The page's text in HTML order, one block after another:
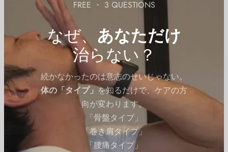
FREE ・ 3 QUESTIONS
なぜ、 あなただけ
治らない？
続かなかったのは意志のせいじゃない。
体の「タイプ」を知るだけで、ケアの方
向が変わります。
「骨盤タイプ」
「巻き肩タイプ」
「腰痛タイプ」
詳細記事
QITANO ® 北野カラダづくりラボ
ライイングレッグカール｜ハムストリングスを
鍛える
姿勢 おもりをセットしたら、うつ伏せの姿勢でマシンに乗ります。この
時、マットの中央にある山なりの部分は腰の位置に合わせ、後ろ端は膝
にぴったり合うよう調整しましょう。 また、カールはくるぶし部分にフ
ィットするようセットします。 両腕はマシン前方に付属しているバーを
しっかりと握ります。顔は自然に前を向くようにしていれば大丈夫で
す。方法 上半身はしっかりと固定した状態で、膝を曲げてカールを臀部
へゆっくりとひきつけていきます。 これ以上上がらないポイントまでひ
きつけたら、再びゆっくりと足を下ろしていきまし...